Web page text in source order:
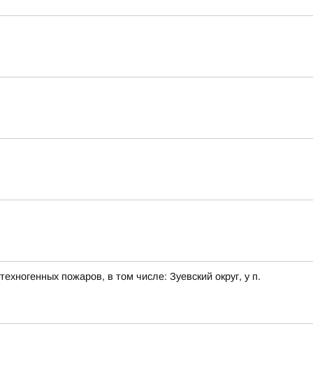
пожаров, в том числе: Зуевский округ, у п.